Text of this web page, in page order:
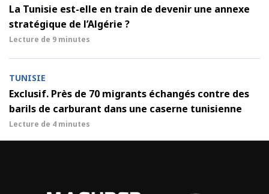
La Tunisie est-elle en train de devenir une annexe
stratégique de l’Algérie ?
Lecture de 9 minutes
TUNISIE
Exclusif. Près de 70 migrants échangés contre des
barils de carburant dans une caserne tunisienne
Lecture de 4 minutes